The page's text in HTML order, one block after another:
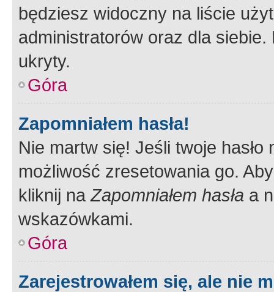
będziesz widoczny na liście
administratorów oraz dla
ukryty.
Góra
Zapomniałem hasła!
Nie martw się! Jeśli twoje
możliwość zresetowania go.
kliknij naZapomniałem hasła a
wskazówkami.
Góra
Zarejestrowałem się, ale nie